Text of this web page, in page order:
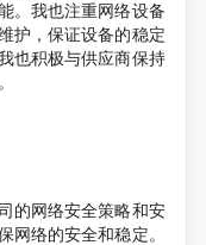
。我也注重网络设备
护，保证设备的稳定
也积极与供应商保持
的网络安全策略和安
网络的安全和稳定。